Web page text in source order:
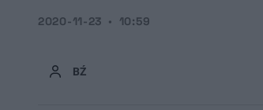
BŹ
2020-11-23 10:59